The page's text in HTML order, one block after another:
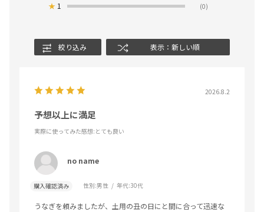
★ 1 (0)
絞り込み 表示：新しい順
2026.8.2
予想以上に満足
実際に使ってみた感想:とても良い
no name
購入確認済み 性別:男性 年代:30代
うなぎを頼みましたが、土用の丑の日にと間に合って迅速な